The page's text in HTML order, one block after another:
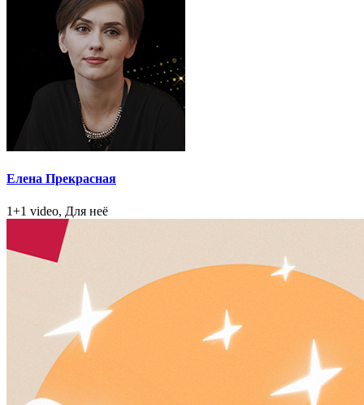
Елена Прекрасная
1+1 video, Для неё